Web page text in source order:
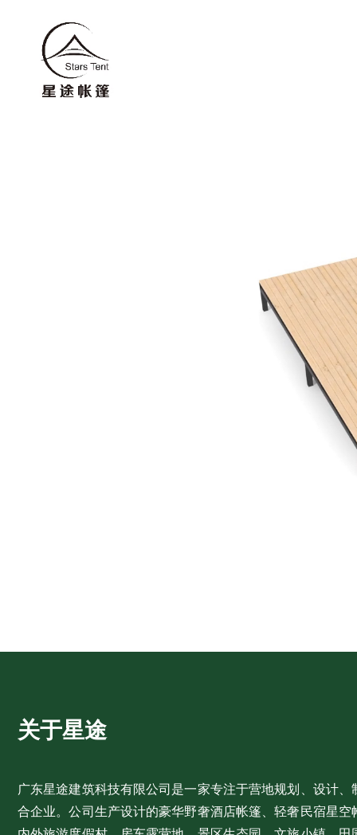
关于星途
广东星途建筑科技有限公司是一家专注于营地规划、设计
合企业。公司生产设计的豪华野奢酒店帐篷、轻奢民宿星空